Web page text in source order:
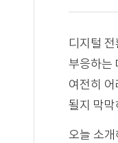
디지털
부응하는
여전히
될지 막
오늘 소